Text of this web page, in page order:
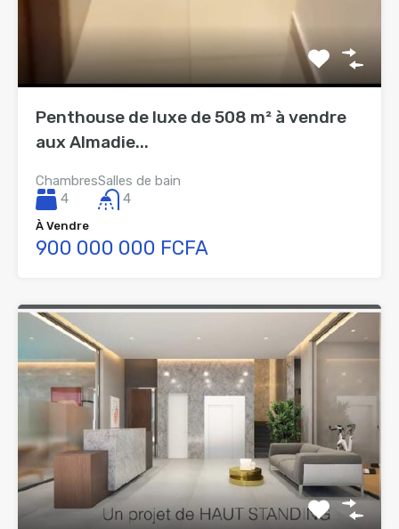
Penthouse de luxe de 508 m² à vendre
aux Almadie...
Chambres
4
Salles de bain
4
À Vendre
900 000 000 FCFA